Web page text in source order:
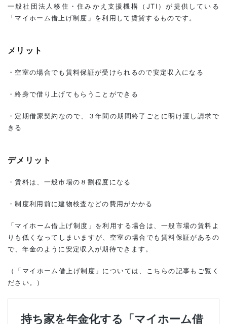
一般社団法人移住・住みかえ支援機構（JTI）が提供している
「マイホーム借上げ制度」を利用して賃貸するものです。
メリット
・空室の場合でも賃料保証が受けられるので安定収入になる
・終身で借り上げてもらうことができる
・定期借家契約なので、３年間の期間終了ごとに明け渡し請求で
きる
デメリット
・賃料は、一般市場の８割程度になる
・制度利用前に建物検査などの費用がかかる
「マイホーム借上げ制度」を利用する場合は、一般市場の賃料よ
りも低くなってしまいますが、空室の場合でも賃料保証があるの
で、年金のように安定収入が期待できます。
（「マイホーム借上げ制度」については、こちらの記事もご覧く
ださい。）